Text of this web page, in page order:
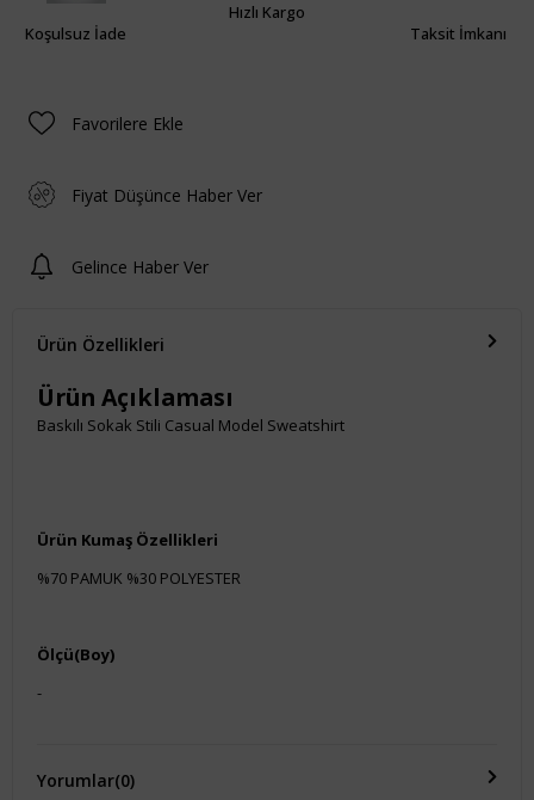
Koşulsuz İade
Hızlı Kargo
Taksit İmkanı
Favorilere Ekle
Fiyat Düşünce Haber Ver
Gelince Haber Ver
Ürün Özellikleri
Ürün Açıklaması
Baskılı Sokak Stili Casual Model Sweatshirt
Ürün Kumaş Özellikleri
%70 PAMUK %30 POLYESTER
Ölçü(Boy)
-
Yorumlar(0)